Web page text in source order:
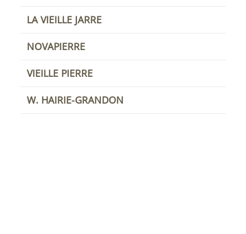
LA VIEILLE JARRE
NOVAPIERRE
VIEILLE PIERRE
W. HAIRIE-GRANDON